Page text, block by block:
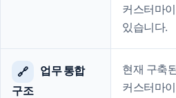
커스터마
있습니다.
🔗
업무 통합
구조
현재 구축
커스터마이